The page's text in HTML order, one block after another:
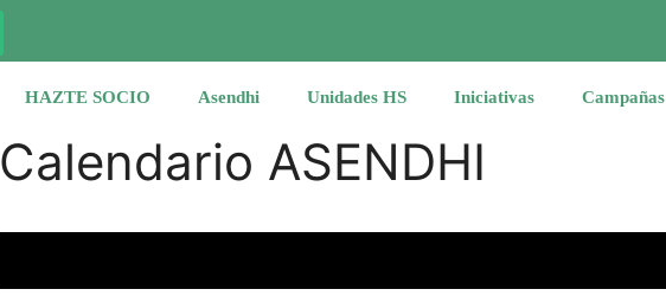
HAZTE SOCIO Asendhi Unidades HS Iniciativas Campañas
Calendario ASENDHI